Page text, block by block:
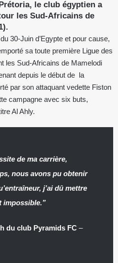
le club égyptien a
les Sud-Africains de
30-Juin d’Egypte et pour cause,
sa toute première Ligue des
les Sud-Africains de Mamelodi
depuis le début de la
par son attaquant vedette Fiston
campagne avec six buts,
Al Ahly.
de ma carrière,
nous avons pu obtenir
j’ai dû mettre
impossible.”
du club Pyramids FC–